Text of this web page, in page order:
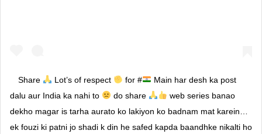
Share Lot’s of respect for #
Main har desh ka post
dalu aur India ka nahi to
do share
web series banao
dekho magar is tarha aurato ko lakiyon ko badnam mat karein…
ek fouzi ki patni jo shadi k din he safed kapda baandhke nikalti ho